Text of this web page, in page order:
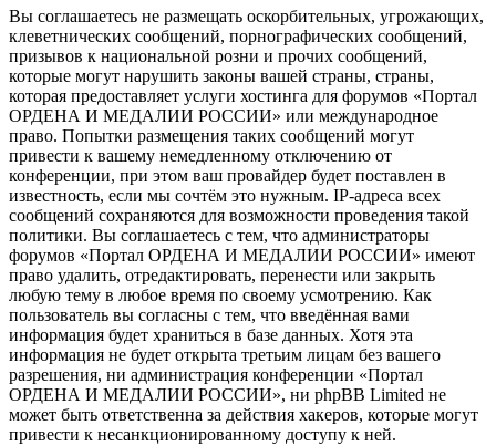
Вы соглашаетесь не размещать оскорбительных, угрожающих,
клеветнических сообщений, порнографических сообщений,
призывов к национальной розни и прочих сообщений,
которые могут нарушить законы вашей страны, страны,
которая предоставляет услуги хостинга для форумов «Портал
ОРДЕНА И МЕДАЛИИ РОССИИ» или международное
право. Попытки размещения таких сообщений могут
привести к вашему немедленному отключению от
конференции, при этом ваш провайдер будет поставлен в
известность, если мы сочтём это нужным. IP-адреса всех
сообщений сохраняются для возможности проведения такой
политики. Вы соглашаетесь с тем, что администраторы
форумов «Портал ОРДЕНА И МЕДАЛИИ РОССИИ» имеют
право удалить, отредактировать, перенести или закрыть
любую тему в любое время по своему усмотрению. Как
пользователь вы согласны с тем, что введённая вами
информация будет храниться в базе данных. Хотя эта
информация не будет открыта третьим лицам без вашего
разрешения, ни администрация конференции «Портал
ОРДЕНА И МЕДАЛИИ РОССИИ», ни phpBB Limited не
может быть ответственна за действия хакеров, которые могут
привести к несанкционированному доступу к ней.